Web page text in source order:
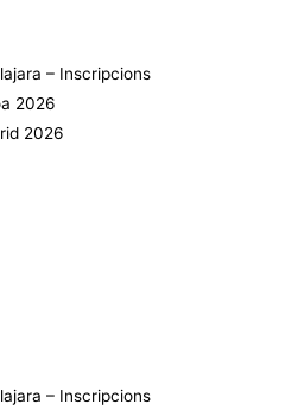
– Inscripcions
2026
2026
– Inscripcions